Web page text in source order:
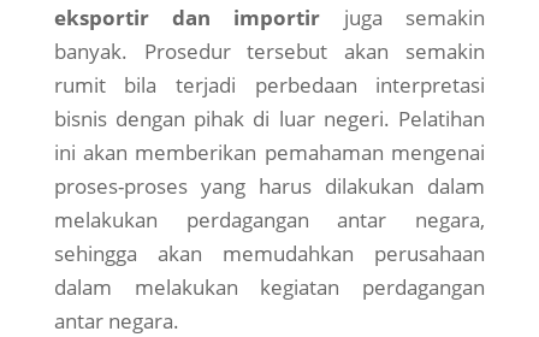
eksportir dan importir juga semakin
banyak. Prosedur tersebut akan semakin
rumit bila terjadi perbedaan interpretasi
bisnis dengan pihak di luar negeri. Pelatihan
ini akan memberikan pemahaman mengenai
proses-proses yang harus dilakukan dalam
melakukan perdagangan antar negara,
sehingga akan memudahkan perusahaan
dalam melakukan kegiatan perdagangan
antar negara.